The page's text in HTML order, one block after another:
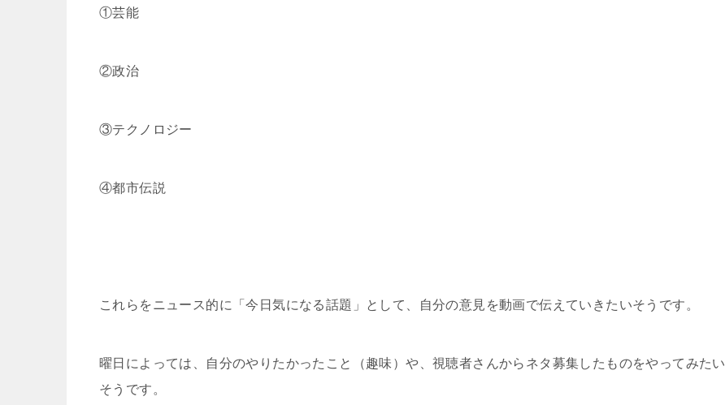
①芸能
②政治
③テクノロジー
④都市伝説
これらをニュース的に「今日気になる話題」として、自分の意見を動画で伝えていきたいそうです。
曜日によっては、自分のやりたかったこと（趣味）や、視聴者さんからネタ募集したものをやってみたい
そうです。